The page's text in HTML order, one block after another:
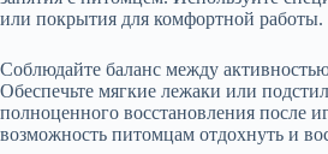
или покрытия для комфортной работы.
Соблюдайте баланс между
Обеспечьте мягкие лежаки или
полноценного восстановления после
возможность питомцам отдохнуть и